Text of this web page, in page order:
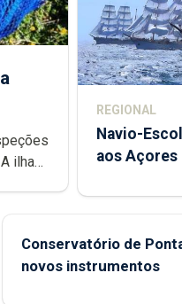
REGIONAL
Navio-
aos Açores
Conservatório de
novos instrumentos